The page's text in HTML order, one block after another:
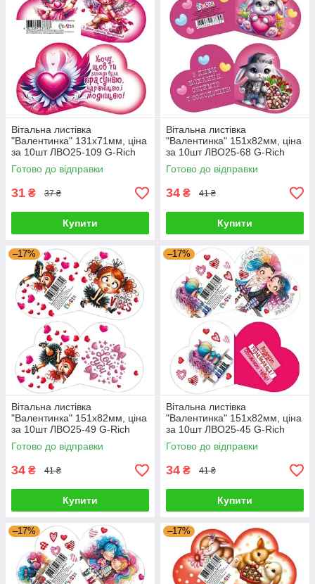
Вітальна листівка
"Валентинка" 131х71мм, ціна
за 10шт ЛВО25-109 G-Rich
Готово до відправки
31 ₴ 37 ₴
Купити
Вітальна листівка
"Валентинка" 151х82мм, ціна
за 10шт ЛВО25-68 G-Rich
Готово до відправки
34 ₴ 41 ₴
Купити
–17%
Вітальна листівка
"Валентинка" 151х82мм, ціна
за 10шт ЛВО25-49 G-Rich
Готово до відправки
34 ₴ 41 ₴
Купити
–17%
Вітальна листівка
"Валентинка" 151х82мм, ціна
за 10шт ЛВО25-45 G-Rich
Готово до відправки
34 ₴ 41 ₴
Купити
–17% –17%